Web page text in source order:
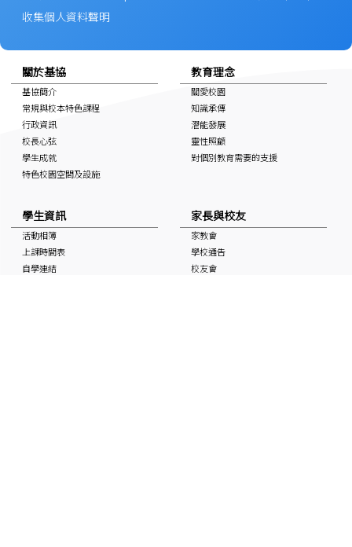
收集個人資料聲明
關於基協
基協簡介
常規與校本特色課程
行政資訊
校長心弦
學生成就
特色校園空間及設施
教育理念
關愛校園
知識承傳
潛能發展
靈性照顧
對個別教育需要的支援
學生資訊
活動相簿
上課時間表
自學連結
家長與校友
家教會
學校通告
校友會